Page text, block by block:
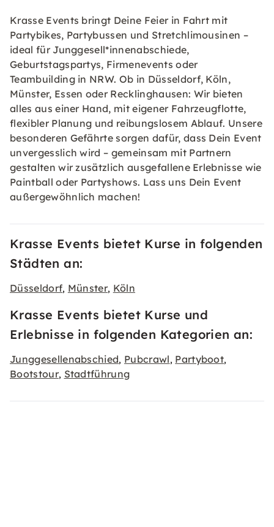
Krasse Events bringt Deine Feier in Fahrt mit
Partybikes, Partybussen und Stretchlimousinen –
ideal für Junggesell*innenabschiede,
Geburtstagspartys, Firmenevents oder
Teambuilding in NRW. Ob in Düsseldorf, Köln,
Münster, Essen oder Recklinghausen: Wir bieten
alles aus einer Hand, mit eigener Fahrzeugflotte,
flexibler Planung und reibungslosem Ablauf. Unsere
besonderen Gefährte sorgen dafür, dass Dein Event
unvergesslich wird – gemeinsam mit Partnern
gestalten wir zusätzlich ausgefallene Erlebnisse wie
Paintball oder Partyshows. Lass uns Dein Event
außergewöhnlich machen!
Krasse Events bietet Kurse in folgenden
Städten an:
Düsseldorf, Münster, Köln
Krasse Events bietet Kurse und
Erlebnisse in folgenden Kategorien an:
Junggesellenabschied, Pubcrawl, Partyboot,
Bootstour, Stadtführung